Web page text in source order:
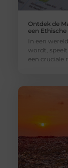
Ontdek de
een Ethische
In een
wordt, speelt
een cruciale